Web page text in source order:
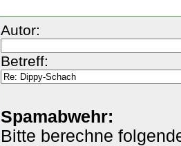
Autor:
Betreff:
Spamabwehr:
Bitte berechne